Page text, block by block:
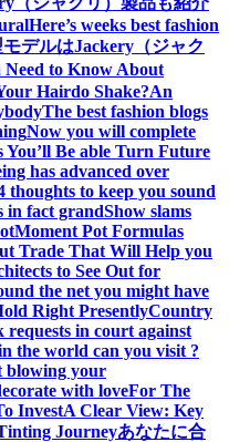
Here’s weeks best fashion
デルはJackery（ジャク
to Know About
Hairdo Shake?An
The best fashion blogs
Now you will complete
You’ll Be able Turn Future
has advanced over
thoughts to keep you sound
in fact grandShow slams
Moment Pot Formulas
Trade That Will Help you
to See Out for
the net you might have
Right PresentlyCountry
requests in court against
the world can you visit ?
blowing your
with loveFor The
InvestA Clear View: Key
Journeyあなたに合